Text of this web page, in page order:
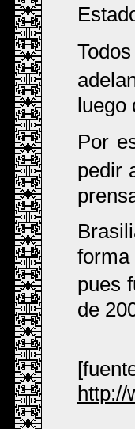
luego
Por
pedir
pues
de
http://